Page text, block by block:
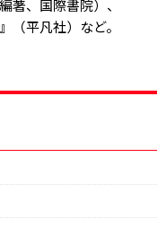
著、国際書院）、
（平凡社）など。